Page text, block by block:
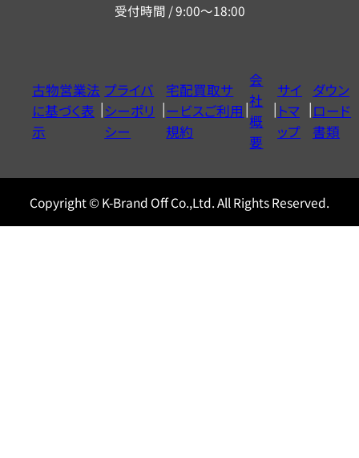
ー
ヤ
ル
0120604117
受付時間 / 9:00～18:00
古物営業法
に基づく表
示
プライバ
シーポリ
シー
宅配買取サ
ービスご利用
規約
会
社
概
要
サイ
トマ
ップ
ダウン
ロード
書類
Copyright © K-Brand Off Co.,Ltd. All Rights Reserved.